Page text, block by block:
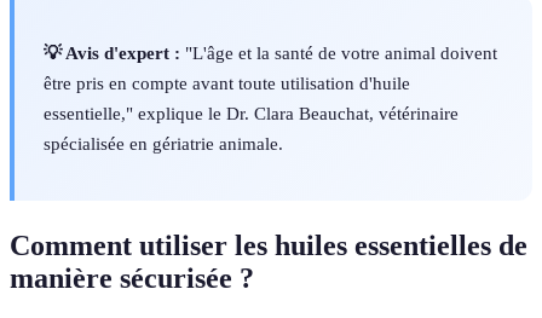
💡 Avis d'expert : "L'âge et la santé de votre animal doivent
être pris en compte avant toute utilisation d'huile
essentielle," explique le Dr. Clara Beauchat, vétérinaire
spécialisée en gériatrie animale.
Comment utiliser les huiles essentielles de
manière sécurisée ?